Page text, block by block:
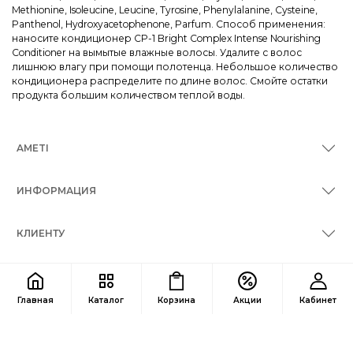
Главная Каталог Корзина Акции Кабинет
Methionine, Isoleucine, Leucine, Tyrosine, Phenylalanine, Cysteine,
Panthenol, Hydroxyacetophenone, Parfum. Способ применения:
наносите кондиционер CP-1 Bright Complex Intense Nourishing
Conditioner на вымытые влажные волосы. Удалите с волос
лишнюю влагу при помощи полотенца. Небольшое количество
кондиционера распределите по длине волос. Смойте остатки
продукта большим количеством теплой воды.
AMETI
ИНФОРМАЦИЯ
КЛИЕНТУ
КОНТАКТЫ